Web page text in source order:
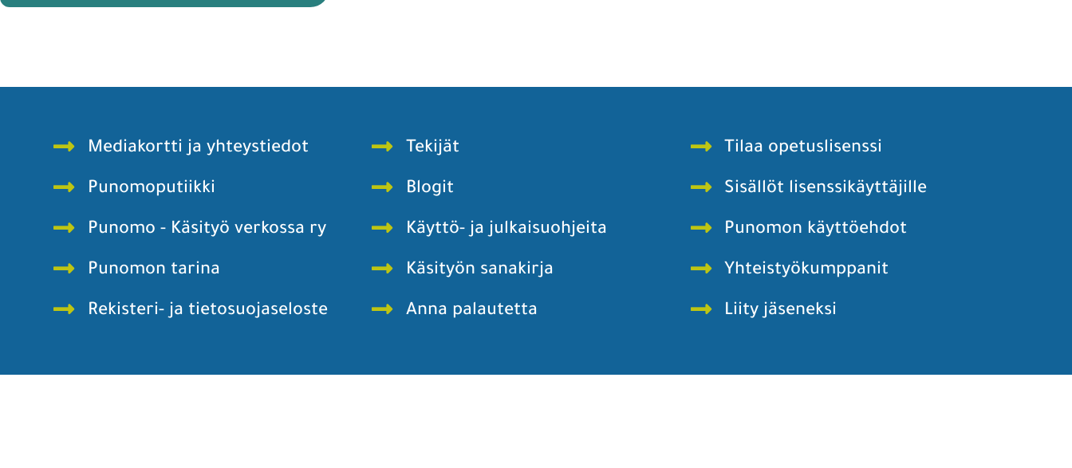
Mediakortti ja yhteystiedot
Punomoputiikki
Punomo - Käsityö verkossa ry
Punomon tarina
Rekisteri- ja tietosuojaseloste
Tekijät
Blogit
Käyttö- ja julkaisuohjeita
Käsityön sanakirja
Anna palautetta
Tilaa opetuslisenssi
Sisällöt lisenssikäyttäjille
Punomon käyttöehdot
Yhteistyökumppanit
Liity jäseneksi